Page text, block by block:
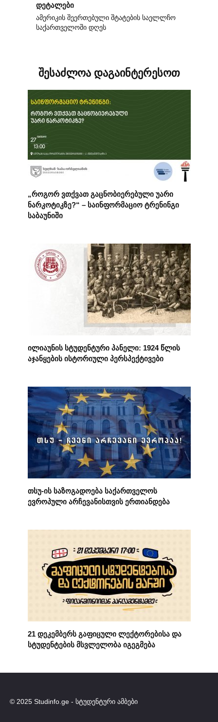
დეტალები
ამერიკის შეერთებული შტატების საელლჩო
საქართველოში დღეს
შესაძლოა დაგაინტერესოთ
„როგორ ვთქვათ გაცნობიერებული უარი
ნარკოტიკზე?“ – საინფორმაციო ტრენინგი
საბაუნიში
ილიაუნის სტუდენტური პანელი: 1924 წლის
აჯანყების ისტორიული პერსპექტივები
თსუ-ის საზოგადოება საქართველოს
ევროპული არჩევანისთვის ერთიანდება
21 დეკემბერს გაფიცული ლექტორებისა და
სტუდენტების მსვლელობა იგეგმება
© 2025 Studinfo.ge - სტუდენტური ამბები